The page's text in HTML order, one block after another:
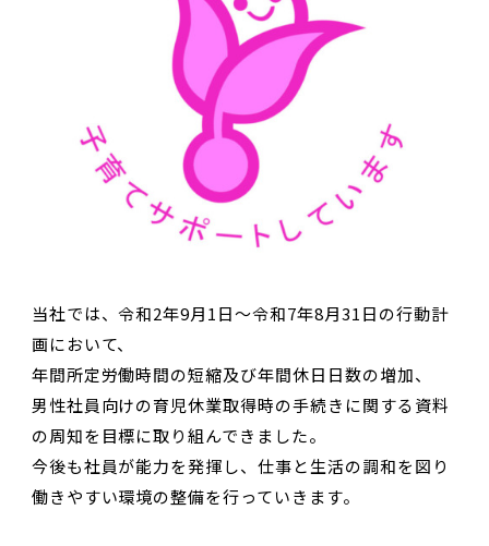
当社では、令和2年9月1日～令和7年8月31日の行動計
画において、
年間所定労働時間の短縮及び年間休日日数の増加、
男性社員向けの育児休業取得時の手続きに関する資料
の周知を目標に取り組んできました。
今後も社員が能力を発揮し、仕事と生活の調和を図り
働きやすい環境の整備を行っていきます。